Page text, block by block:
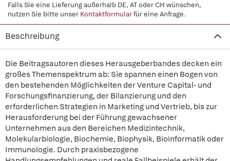
Falls Sie eine Lieferung außerhalb DE, AT oder CH wünschen,
nutzen Sie bitte unser Kontaktformularfür eine Anfrage.
Beschreibung
Die Beitragsautoren dieses Herausgeberbandes decken ein
großes Themenspektrum ab: Sie spannen einen Bogen von
den bestehenden Möglichkeiten der Venture Capital- und
Forschungsfinanzierung, der Bilanzierung und den
erforderlichen Strategien in Marketing und Vertrieb, bis zur
Herausforderung bei der Führung gewachsener
Unternehmen aus den Bereichen Medizintechnik,
Molekularbiologie, Biochemie, Biophysik, Bioinformatik oder
Immunologie. Durch praxisbezogene